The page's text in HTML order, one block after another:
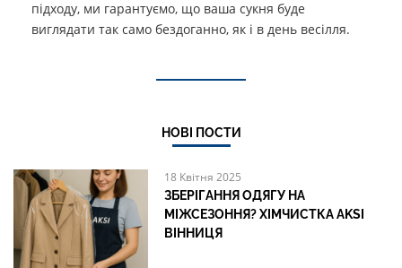
підходу, ми гарантуємо, що ваша сукня буде
виглядати так само бездоганно, як і в день весілля.
НОВІ ПОСТИ
18 Квітня 2025
ЗБЕРІГАННЯ ОДЯГУ НА
МІЖСЕЗОННЯ? ХІМЧИСТКА AKSI
ВІННИЦЯ